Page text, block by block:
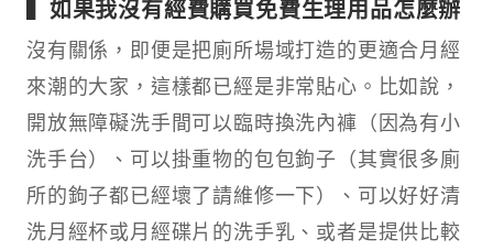
▍如果我沒有經費購買免費生理用品怎麼辦
沒有關係，即便是把廁所場域打造的更適合月經
來潮的大家，這樣都已經是非常貼心。比如說，
開放無障礙洗手間可以臨時換洗內褲（因為有小
洗手台）、可以掛重物的包包鉤子（其實很多廁
所的鉤子都已經壞了請維修一下）、可以好好清
洗月經杯或月經碟片的洗手乳、或者是提供比較